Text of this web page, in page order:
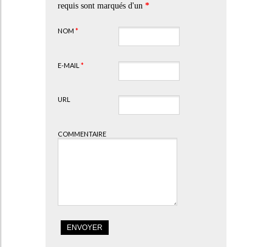
requis sont marqués d'un *
NOM *
E-MAIL *
URL
COMMENTAIRE